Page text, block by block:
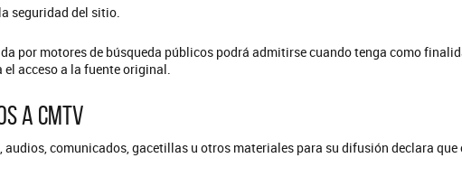
seguridad del sitio.
por motores de búsqueda públicos podrá admitirse cuando tenga como
acceso a la fuente original.
a CMTV
audios, comunicados, gacetillas u otros materiales para su difusión declara